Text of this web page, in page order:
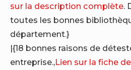
sur la description complète.
toutes les bonnes
département.}
|{18 bonnes raisons de
entreprise.,Lien sur la fiche